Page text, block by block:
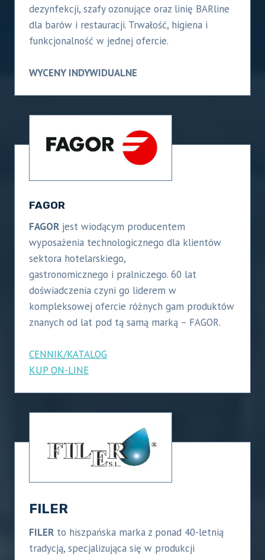
dezynfekcji, szafy ozonujące oraz linię BARline
dla barów i restauracji. Trwałość, higiena i
funkcjonalność w jednej ofercie.
WYCENY INDYWIDUALNE
FAGOR
FAGOR jest wiodącym producentem
wyposażenia technologicznego dla klientów
sektora hotelarskiego,
gastronomicznego i pralniczego. 60 lat
doświadczenia czyni go liderem w
kompleksowej ofercie różnych gam produktów
znanych od lat pod tą samą marką – FAGOR.
CENNIK/KATALOG
KUP ON-LINE
FILER
FILER to hiszpańska marka z ponad 40-letnią
tradycją, specjalizująca się w produkcji